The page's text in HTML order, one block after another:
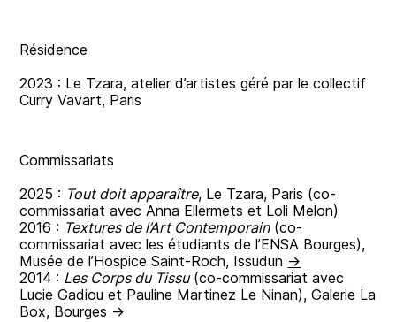
Résidence
2023 : Le Tzara, atelier d’artistes géré par le collectif
Curry Vavart, Paris
Commissariats
2025 : Tout doit apparaître, Le Tzara, Paris (co-
commissariat avec Anna Ellermets et Loli Melon)
2016 : Textures de l’Art Contemporain(co-
commissariat avec les étudiants de l’ENSA Bourges),
Musée de l’Hospice Saint-Roch, Issudun →
2014 : Les Corps du Tissu(co-commissariat avec
Lucie Gadiou et Pauline Martinez Le Ninan), Galerie La
Box, Bourges →